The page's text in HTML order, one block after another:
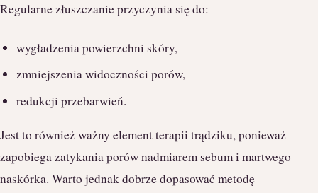
Regularne złuszczanie przyczynia się do:
wygładzenia powierzchni skóry,
zmniejszenia widoczności porów,
redukcji przebarwień.
Jest to również ważny element terapii trądziku, ponieważ
zapobiega zatykania porów nadmiarem sebum i martwego
naskórka. Warto jednak dobrze dopasować metodę